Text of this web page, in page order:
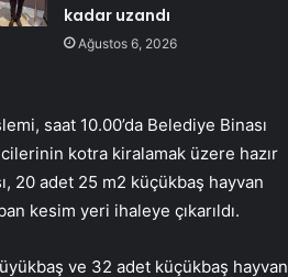
kadar uzandı
Ağustos 6, 2026
saat 10.00’da Belediye Binası
kotra kiralamak üzere hazır
20 adet 25 m2 küçükbaş hayvan
kesim yeri ihaleye çıkarıldı.
ve 32 adet küçükbaş hayvan